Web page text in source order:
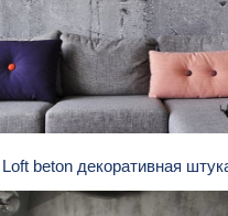
Loft beton декоративная